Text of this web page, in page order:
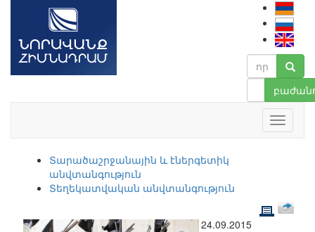
Տարածաշրջանային և էներգետիկ
անվտանգություն
Տեղեկատվական անվտանգություն
24.09.2015